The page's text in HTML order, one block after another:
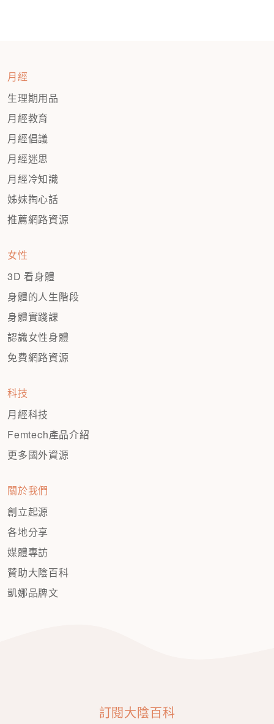
月經
生理期用品
月經教育
月經倡議
月經迷思
月經冷知識
姊妹掏心話
推薦網路資源
女性
3D 看身體
身體的人生階段
身體實踐課
認識女性身體
免費網路資源
科技
月經科技
Femtech產品介紹
更多國外資源
關於我們
創立起源
各地分享
媒體專訪
贊助大陰百科
凱娜品牌文
訂閱大陰百科